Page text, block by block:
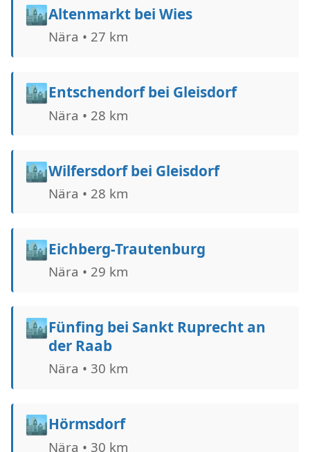
🏙️Altenmarkt bei Wies
Nära • 27 km
🏙️Entschendorf bei Gleisdorf
Nära • 28 km
🏙️Wilfersdorf bei Gleisdorf
Nära • 28 km
🏙️Eichberg-Trautenburg
Nära • 29 km
🏙️Fünfing bei Sankt Ruprecht an
der Raab
Nära • 30 km
🏙️Hörmsdorf
Nära • 30 km